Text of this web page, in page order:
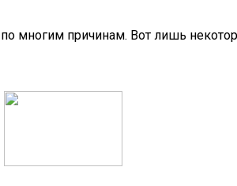
многим причинам. Вот лишь